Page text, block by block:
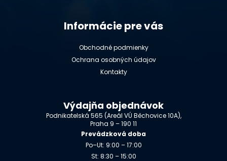
Informácie pre vás
Obchodné podmienky
Ochrana osobných údajov
Kontakty
Výdajňa objednávok
Podnikatelská 565 (Areál VÚ Běchovice 10A),
Praha 9 – 190 11
Prevádzková doba
Po–Ut: 9:00 – 17:00
St: 8:30 – 15:00